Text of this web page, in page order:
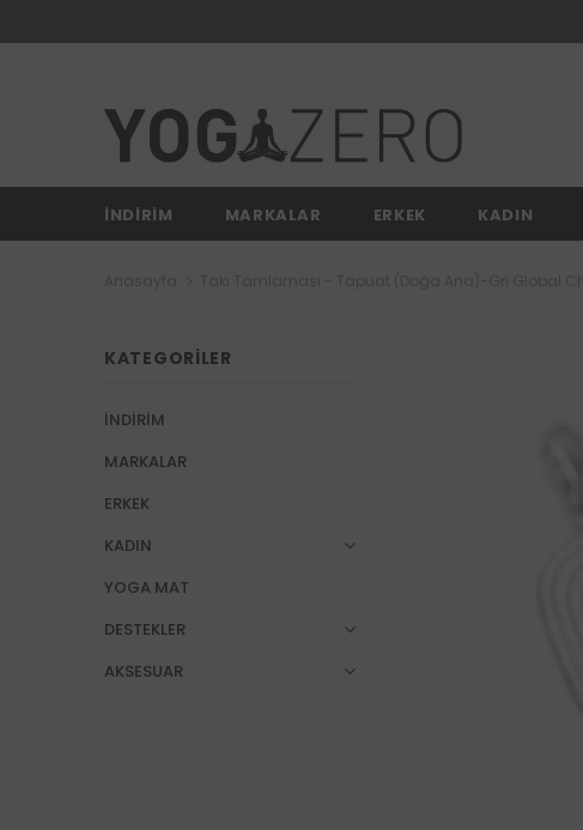
İNDİRİM MARKALAR ERKEK KADIN
KATEGORILER
İNDİRİM
MARKALAR
ERKEK
KADIN
YOGA MAT
DESTEKLER
AKSESUAR